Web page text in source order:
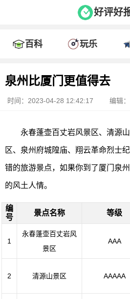
好评好
百科 玩乐
泉州比厦门更值得去
时间：2023-04-28 12:42:17 编辑
永春蓬壶百丈岩风景区、清源
区、泉州府城隍庙、翔云革命烈士
错的旅游景点，如果你到了厦门泉
的风土人情。
编
号
景点名称 等级
1
永春蓬壶百丈岩风
景区
AAA
2 清源山景区 AAAAA